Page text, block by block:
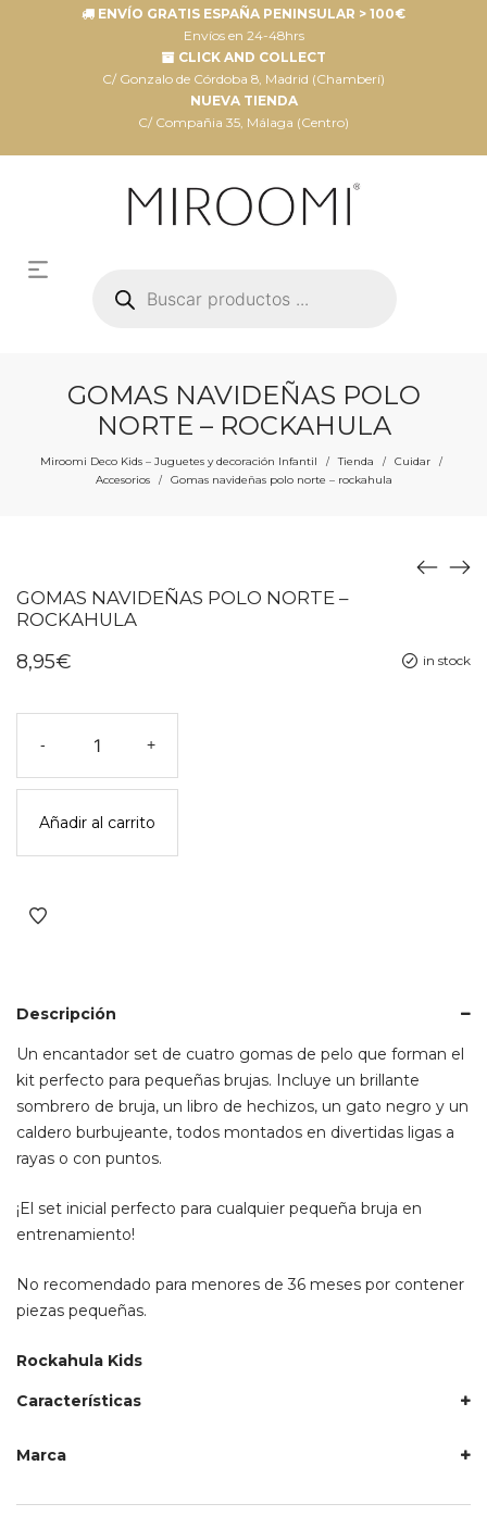
ENVÍO GRATIS ESPAÑA PENINSULAR > 100€
Envíos en 24-48hrs
CLICK AND COLLECT
C/ Gonzalo de Córdoba 8, Madrid (Chamberí)
NUEVA TIENDA
C/ Compañia 35, Málaga (Centro)
productos
GOMAS NAVIDEÑAS POLO
NORTE – ROCKAHULA
Miroomi Deco Kids – Juguetes y decoración Infantil / Tienda / Cuidar /
Accesorios / Gomas navideñas polo norte – rockahula
GOMAS NAVIDEÑAS POLO NORTE –
ROCKAHULA
in stock
8,95€
-
navideñas
polo
rockahula
+
Añadir al carrito
Descripción
Un encantador set de cuatro gomas de pelo que forman el
kit perfecto para pequeñas brujas. Incluye un brillante
sombrero de bruja, un libro de hechizos, un gato negro y un
caldero burbujeante, todos montados en divertidas ligas a
rayas o con puntos.
¡El set inicial perfecto para cualquier pequeña bruja en
entrenamiento!
No recomendado para menores de 36 meses por contener
piezas pequeñas.
Rockahula Kids
Características
Marca